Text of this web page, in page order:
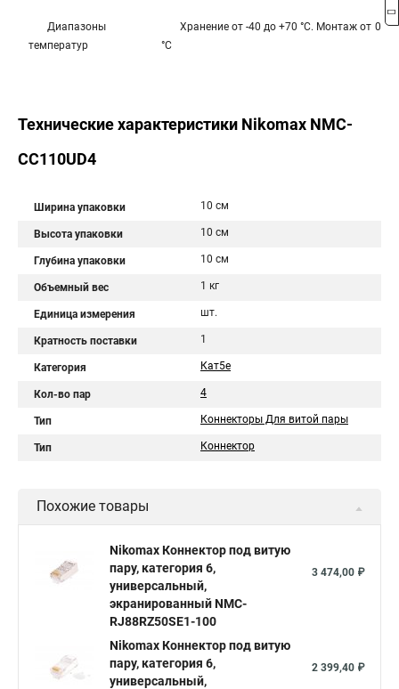
Диапазоны
температур
Хранение от -40 до +70 °C. Монтаж от 0
°C
Технические характеристики Nikomax NMC-
CC110UD4
Ширина упаковки 10 см
Высота упаковки 10 см
Глубина упаковки 10 см
Объемный вес 1 кг
Единица измерения шт.
Кратность поставки 1
Категория Кат5е
Кол-во пар 4
Тип Коннекторы Для витой пары
Тип Коннектор
Похожие товары
Nikomax Коннектор под витую
пару, категория 6,
универсальный,
экранированный NMC-
RJ88RZ50SE1-100
3 474,00 ₽
Nikomax Коннектор под витую
пару, категория 6,
универсальный,
2 399,40 ₽